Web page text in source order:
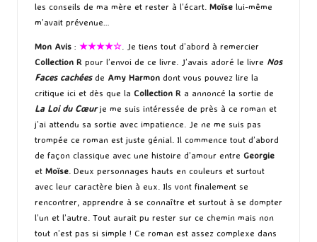
les conseils de ma mère et rester à l’écart. Moïse lui-même
m’avait prévenue…
Mon Avis : ★★★★☆ . Je tiens tout d’abord à remercier
Collection R pour l’envoi de ce livre. J’avais adoré le livre Nos
Faces cachéesde Amy Harmon dont vous pouvez lire la
critique ici et dès que la Collection R a annoncé la sortie de
La Loi du Cœurje me suis intéressée de près à ce roman et
j’ai attendu sa sortie avec impatience. Je ne me suis pas
trompée ce roman est juste génial. Il commence tout d’abord
de façon classique avec une histoire d’amour entre Georgie
et Moïse . Deux personnages hauts en couleurs et surtout
avec leur caractère bien à eux. Ils vont finalement se
rencontrer, apprendre à se connaître et surtout à se dompter
l’un et l’autre. Tout aurait pu rester sur ce chemin mais non
tout n’est pas si simple ! Ce roman est assez complexe dans